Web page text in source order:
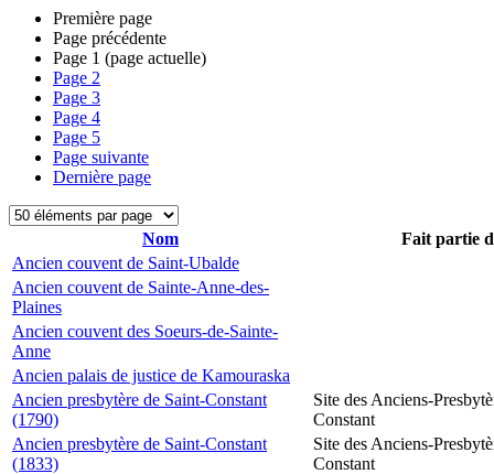
Première page
Page précédente
Page 1 (page actuelle)
Page 2
Page 3
Page 4
Page 5
Page suivante
Dernière page
Nom
Fait partie
Ancien couvent de Saint-Ubalde
Ancien couvent de Sainte-Anne-des-
Plaines
Ancien couvent des Soeurs-de-Sainte-
Anne
Ancien palais de justice de Kamouraska
Ancien presbytère de Saint-Constant
(1790)
Site des Anciens-
Constant
Ancien presbytère de Saint-Constant
(1833)
Site des Anciens-
Constant